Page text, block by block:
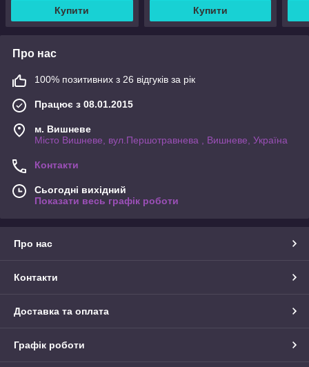
Купити Купити
Про нас
100% позитивних з 26 відгуків за рік
Працює з 08.01.2015
м. Вишневе
Місто Вишневе, вул.Першотравнева , Вишневе, Україна
Контакти
Сьогодні вихідний
Показати весь графік роботи
Про нас
Контакти
Доставка та оплата
Графік роботи